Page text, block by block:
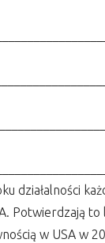
działalności
Potwierdzają to
w USA w